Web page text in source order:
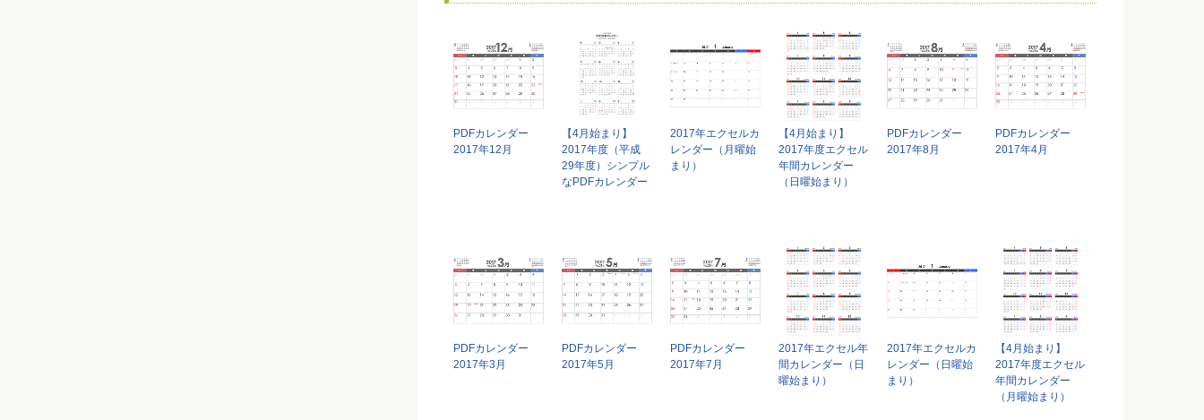
PDFカレンダー
2017年12月
【4月始まり】
2017年度（平成
29年度）シンプル
なPDFカレンダー
2017年エクセルカ
レンダー（月曜始
まり）
【4月始まり】
2017年度エクセル
年間カレンダー
（日曜始まり）
PDFカレンダー
2017年8月
PDFカレンダー
2017年4月
PDFカレンダー
2017年3月
PDFカレンダー
2017年5月
PDFカレンダー
2017年7月
2017年エクセル年
間カレンダー（日
曜始まり）
2017年エクセルカ
レンダー（日曜始
まり）
【4月始まり】
2017年度エクセル
年間カレンダー
（月曜始まり）